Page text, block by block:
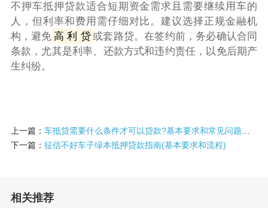
不押车抵押贷款适合短期资金需求且需要继续用车的
人，但利率和费用需仔细对比。建议选择正规金融机
构，避免 高 利 贷或套路贷。在签约前，务必确认合同
条款，尤其是利率、还款方式和违约责任，以免后期产
生纠纷。
上一篇： 车抵贷需要什么条件才可以贷款?基本要求和常见问题解答
下一篇： 征信不好车子绿本抵押贷款指南(基本要求和流程)
相关推荐